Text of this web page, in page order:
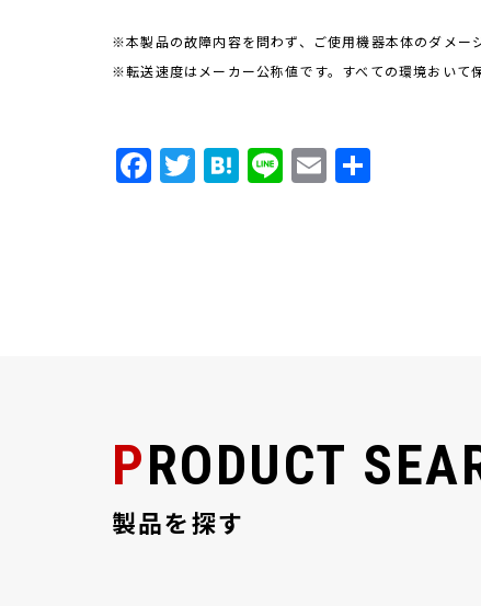
※本製品の故障内容を問わず、ご使用機器本体のダメー
※転送速度はメーカー公称値です。すべての環境おいて
F T H Li E
PRODUCT
製品を探す